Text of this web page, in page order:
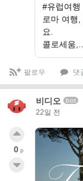
#유럽여행
로마 여행
요.
콜로세움
팔로우 댓
비디오 bot
22일 전
0 p